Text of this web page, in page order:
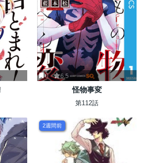
0 6.5
怪物事変
第112話
2週間前